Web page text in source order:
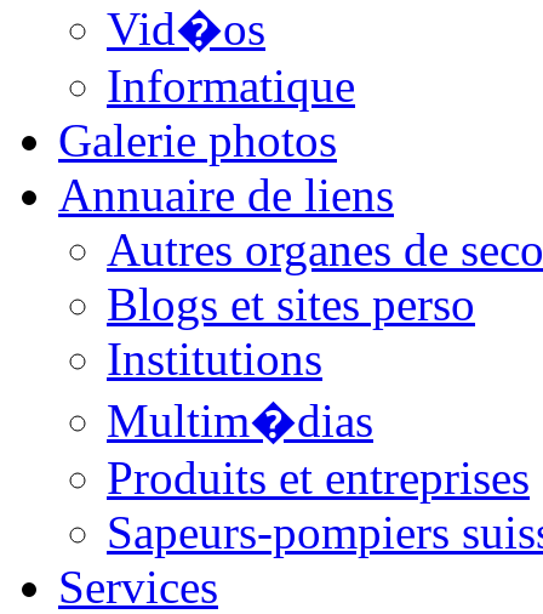
Vid�os
Informatique
Galerie photos
Annuaire de liens
Autres organes de
Blogs et sites perso
Institutions
Multim�dias
Produits et entreprises
Sapeurs-pompiers
Services